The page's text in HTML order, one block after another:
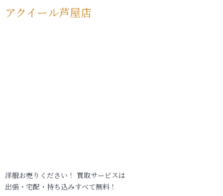
アクイール芦屋店
洋服お売りください！ 買取サービスは
出張・宅配・持ち込みすべて無料！